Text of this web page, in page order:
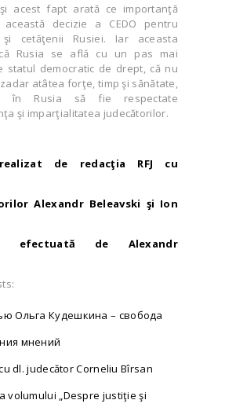
acest fapt arată ce importanţă
decizie a CEDO pentru
şi cetăţenii Rusiei. Iar aceasta
Rusia se află cu un pas mai
statul democratic de drept, că nu
atâtea forţe, timp şi sănătate,
în Rusia să fie respectate
şi imparţialitatea judecătorilor.
de redacţia RFJ cu
Alexandr Beleavski şi Ion
efectuată de Alexandr
Ольга Кудешкина – свобода
мнений
dl. judecător Corneliu Bîrsan
volumului „Despre justiţie şi